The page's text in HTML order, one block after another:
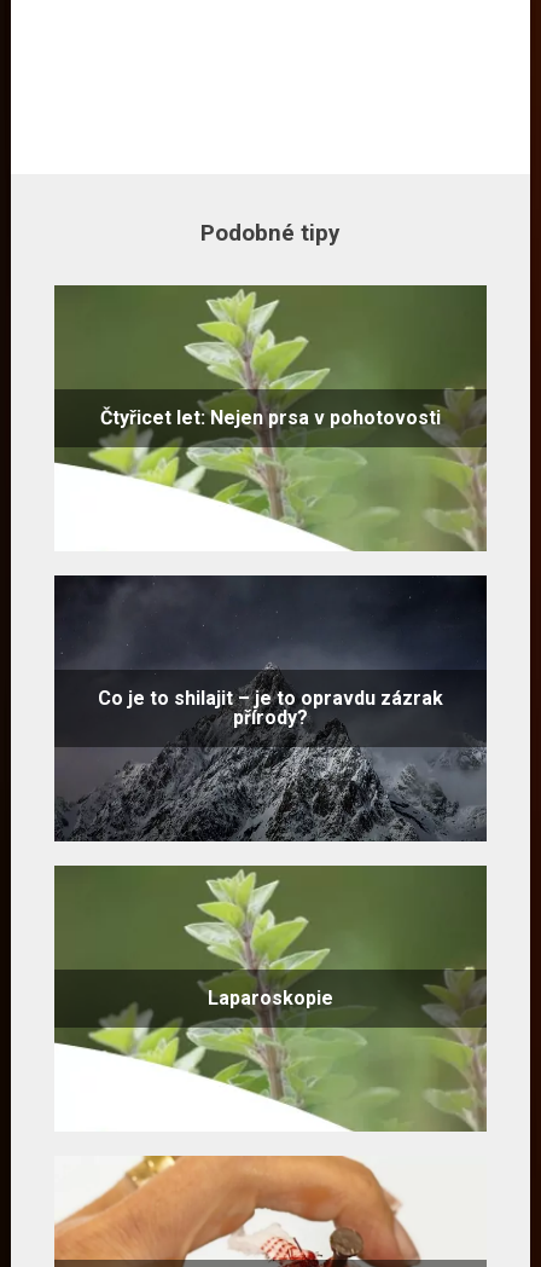
Podobné tipy
Čtyřicet let: Nejen prsa v pohotovosti
Co je to shilajit – je to opravdu zázrak
přírody?
Laparoskopie